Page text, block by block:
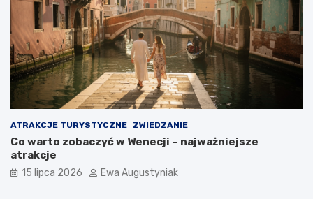
ATRAKCJE TURYSTYCZNE ZWIEDZANIE
Co warto zobaczyć w Wenecji – najważniejsze
atrakcje
15 lipca 2026 Ewa Augustyniak